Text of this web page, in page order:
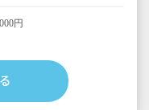
円
7月・12月）
円